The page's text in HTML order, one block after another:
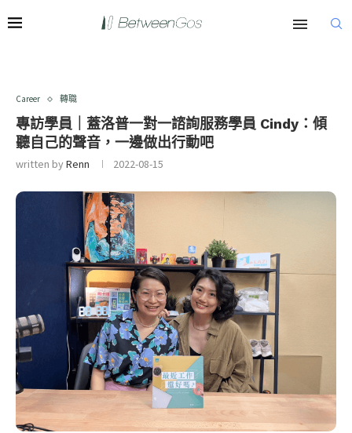
Career 轉職
專訪學員｜蓋洛普一對一諮詢服務學員 Cindy：傾
聽自己的聲音，一邊做出行動吧
written byRenn 2022-08-15